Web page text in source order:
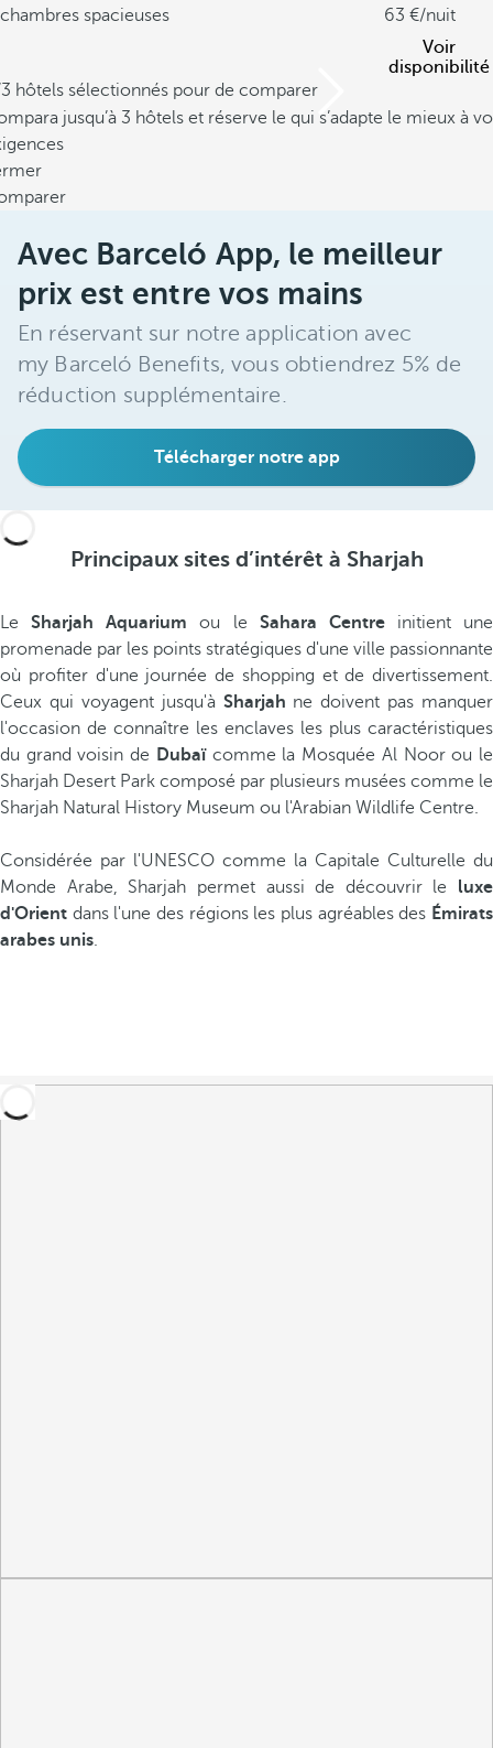
chambres spacieuses
63
/nuit
Voir
disponibilité
hôtels sélectionnés pour de comparer
jusqu’à 3 hôtels et réserve le qui s’adapte le mieux à
Avec Barceló App, le meilleur
prix est entre vos mains
En réservant sur notre application avec
my Barceló Benefits, vous obtiendrez 5% de
réduction supplémentaire.
Télécharger notre app
Principaux sites d’intérêt à Sharjah
LeSharjah Aquarium ou le Sahara Centreinitient une
promenade par les points stratégiques d'une ville passionnante
où profiter d'une journée de shopping et de divertissement.
Ceux qui voyagent jusqu'à Sharjah ne doivent pas manquer
l'occasion de connaître les enclaves les plus caractéristiques
du grand voisin de Dubaïcomme la Mosquée Al Noor ou le
Sharjah Desert Park composé par plusieurs musées comme le
Sharjah Natural History Museum ou l'Arabian Wildlife Centre.
Considérée par l'UNESCO comme la Capitale Culturelle du
Monde Arabe, Sharjah permet aussi de découvrir le luxe
d'Orient dans l'une des régions les plus agréables des Émirats
arabes unis.